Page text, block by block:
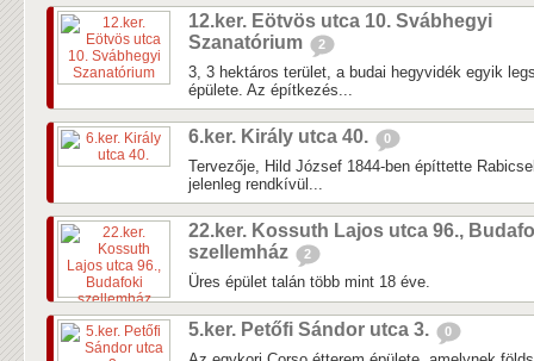
12.ker. Eötvös utca 10. Svábhegyi
Szanatórium
2
3, 3 hektáros terület, a budai hegyvidék egyik
épülete. Az építkezés...
6.ker. Király utca 40. 0
Tervezője, Hild József 1844-ben építtette
jelenleg rendkívül...
22.ker. Kossuth Lajos utca 96.,
szellemház
2
Üres épület talán több mint 18 éve.
5.ker. Petőfi Sándor utca 3. 0